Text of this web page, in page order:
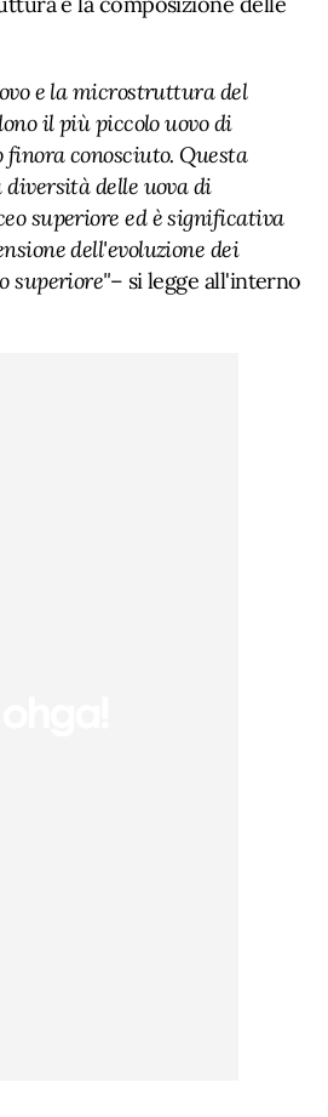
e la microstruttura del
il più piccolo uovo di
conosciuto. Questa
delle uova di
superiore ed è significativa
dell'evoluzione dei
superiore"– si legge all'interno